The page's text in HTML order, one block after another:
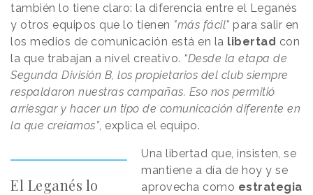
también lo tiene claro: la diferencia entre el Leganés
y otros equipos que lo tienen "más fácil" para salir en
los medios de comunicación está en la libertad con
la que trabajan a nivel creativo. “Desde la etapa de
Segunda División B, los propietarios del club siempre
respaldaron nuestras campañas. Eso nos permitió
arriesgar y hacer un tipo de comunicación diferente en
la que creíamos”, explica el equipo.
El Leganés lo
Una libertad que, insisten, se
mantiene a día de hoy y se
aprovecha como estrategia